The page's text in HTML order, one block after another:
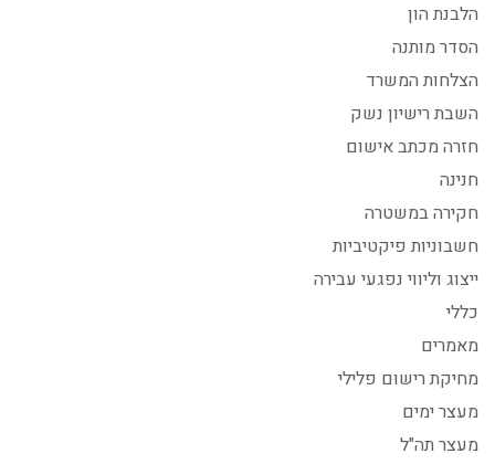
הלבנת הון
הסדר מותנה
הצלחות המשרד
השבת רישיון נשק
חזרה מכתב אישום
חנינה
חקירה במשטרה
חשבוניות פיקטיביות
ייצוג וליווי נפגעי עבירה
כללי
מאמרים
מחיקת רישום פלילי
מעצר ימים
מעצר תה"ל